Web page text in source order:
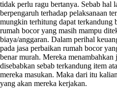
tidak perlu ragu bertanya. Sebab hal
berpengaruh terhadap pelaksanaan
mungkin terhitung dapat terkandung
rumah bocor yang masih mampu
biaya/anggaran. Dalam perihal
pada jasa perbaikan rumah bocor
benar murah. Mereka menambahkan
disebabkan sebab terkandung item
mereka masukan. Maka dari itu
yang akan mereka kerjakan.